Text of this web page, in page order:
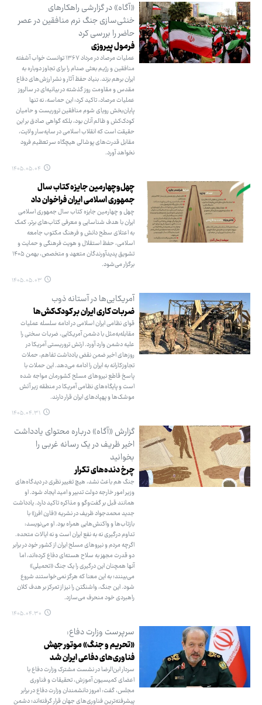
«آگاه» در گزارشی راهکارهای
خنثی‌سازی جنگ نرم منافقین در عصر
حاضر را بررسی کرد
فرمول پیروزی
عملیات مرصاد در مرداد ۱۳۶۷ توانست خواب آشفته
منافقین و رژیم بعثی صدام را برای تجاوز دوباره به
ایران برهم بزند. بنیاد حفظ آثار و نشر ارزش‌های دفاع
مقدس و مقاومت روز گذشته در بیانیه‌ای در سالروز
عملیات مرصاد، تاکید کرد: این حماسه، نه تنها
پایان‌بخش رویای شوم منافقین تروریست و حامیان
کودک‌کش و ظالم آنان بود، بلکه گواهی صادق بر این
حقیقت است که انقلاب اسلامی در سایه‌سار ولایت،
مقابل قدرت‌های پوشالی هیچگاه سر تعظیم فرود
نخواهد آورد.
۱۴۰۵.۰۵.۰۴
چهل‌وچهارمین جایزه کتاب سال
جمهوری اسلامی ایران فراخوان داد
چهل و چهارمین جایزه کتاب سال جمهوری اسلامی
ایران با هدف شناسایی و معرفی کتاب‌های برتر، کمک
به اعتلای سطح دانش و فرهنگ مکتوب جامعه
اسلامی، حفظ استقلال و هویت فرهنگی و حمایت و
تشویق پدیدآورندگان متعهد و متخصص، بهمن‌ ۱۴۰۵
برگزار می‌شود.
۱۴۰۵.۰۵.۰۳
آمریکایی‌ها در آستانه ذوب
ضربات کاری ایران بر کودک‌کش‌ها
قوای نظامی ایران اسلامی در ادامه سلسله عملیات
مقابله‌به‌مثل با دشمن آمریکایی، ضربات سختی را
علیه دشمن وارد آورد. ارتش تروریستی آمریکا در
روزهای اخیر ضمن نقض یادداشت تفاهم، حملات
تجاوزکارانه به ایران را ادامه می‌دهد. این حملات با
پاسخ قاطع نیروهای مسلح کشورمان مواجه شده
است و پایگاه‌های نظامی آمریکا در منطقه زیر آتش
موشک‌ها و پهپادهای ایران قرار دارند.
۱۴۰۵.۰۴.۳۱
گزارش «آگاه» درباره محتوای یادداشت
اخیر ظریف در یک رسانه غربی را
بخوانید
چرخ دنده‌های تکرار
جنگ هم باعث نشد، هیچ تغییر نظری در دیدگاه‌های
وزیر امور خارجه دولت تدبیر و امید ایجاد شود. او
همانند قبل بر گفت‌وگو و مذاکره تاکید دارد. یادداشت
جدید محمدجواد ظریف در نشریه «فارن افرز» با
بازتاب‌ها و واکنش‌هایی همراه بود. او می‌نویسد:
تداوم درگیری نه به نفع ایران است و نه ایالات متحده.
اگرچه مردم و نیروهای مسلح ایران از کشور خود در برابر
دو قدرت مجهز به سلاح هسته‌ای دفاع کرده‌اند، اما
آنها همچنان این درگیری را یک جنگ «تحمیلی»
می‌بینند؛ به این معنا که هرگز نمی‌خواستند شروع
شود. این جنگ، واشنگتن را نیز از تمرکز بر هدف کلان
راهبردی خود منحرف می‌سازد.
۱۴۰۵.۰۴.۳۰
سرپرست وزارت دفاع:
«تحریم و جنگ» موتور جهش
فناوری‌های دفاعی ایران شد
سردار ابن‌الرضا در نشست مشترک وزارت دفاع با
اعضای کمیسیون آموزش، تحقیقات و فناوری
مجلس، گفت: امروز دانشمندان وزارت دفاع در برابر
پیشرفته‌ترین فناوری‌های جهان قرار گرفته‌اند؛ دشمن